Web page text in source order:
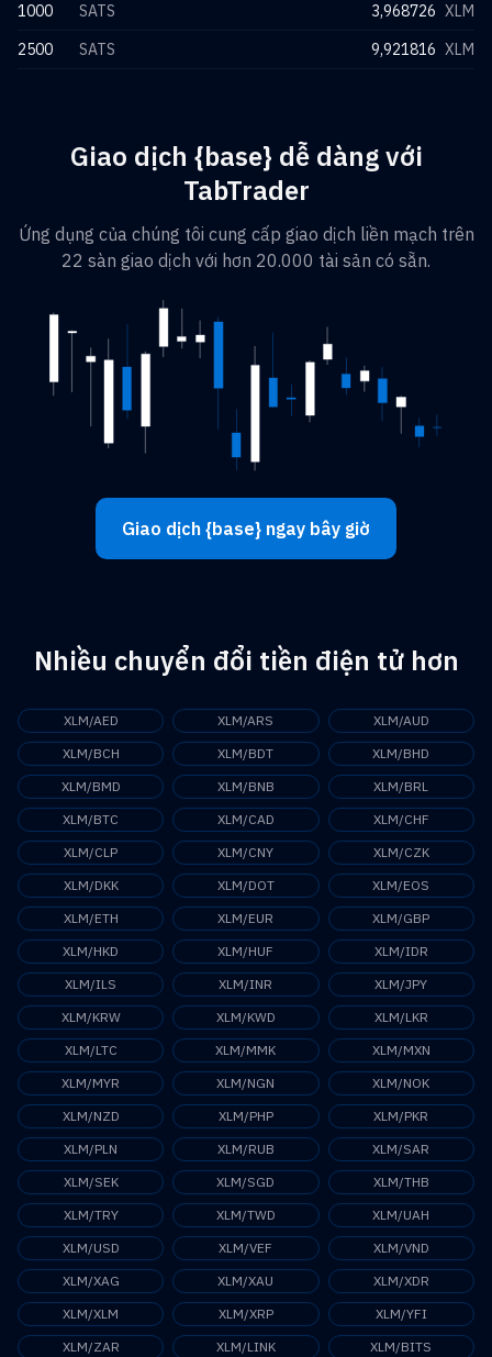
1000
SATS 3,968726 XLM
2500
SATS 9,921816 XLM
Giao dịch {base} dễ dàng với
TabTrader
Ứng dụng của chúng tôi cung cấp giao dịch liền mạch trên
22 sàn giao dịch với hơn 20.000 tài sản có sẵn.
Giao dịch {base} ngay bây giờ
Nhiều chuyển đổi tiền điện tử hơn
XLM/AED XLM/ARS
XLM/AUD
XLM/BCH
XLM/BDT
XLM/BHD
XLM/BMD
XLM/BNB
XLM/BRL
XLM/BTC
XLM/CAD
XLM/CHF
XLM/CLP
XLM/CNY
XLM/CZK
XLM/DKK
XLM/DOT
XLM/EOS
XLM/ETH
XLM/EUR
XLM/GBP
XLM/HKD
XLM/HUF
XLM/IDR
XLM/ILS
XLM/INR
XLM/JPY
XLM/KRW
XLM/KWD
XLM/LKR
XLM/LTC
XLM/MMK
XLM/MXN
XLM/MYR
XLM/NGN
XLM/NOK
XLM/NZD
XLM/PHP
XLM/PKR
XLM/PLN
XLM/RUB
XLM/SAR
XLM/SEK
XLM/SGD
XLM/THB
XLM/TRY
XLM/TWD
XLM/UAH
XLM/USD
XLM/VEF
XLM/VND
XLM/XAG
XLM/XAU
XLM/XDR
XLM/XLM
XLM/XRP
XLM/YFI
XLM/ZAR
XLM/LINK XLM/BITS